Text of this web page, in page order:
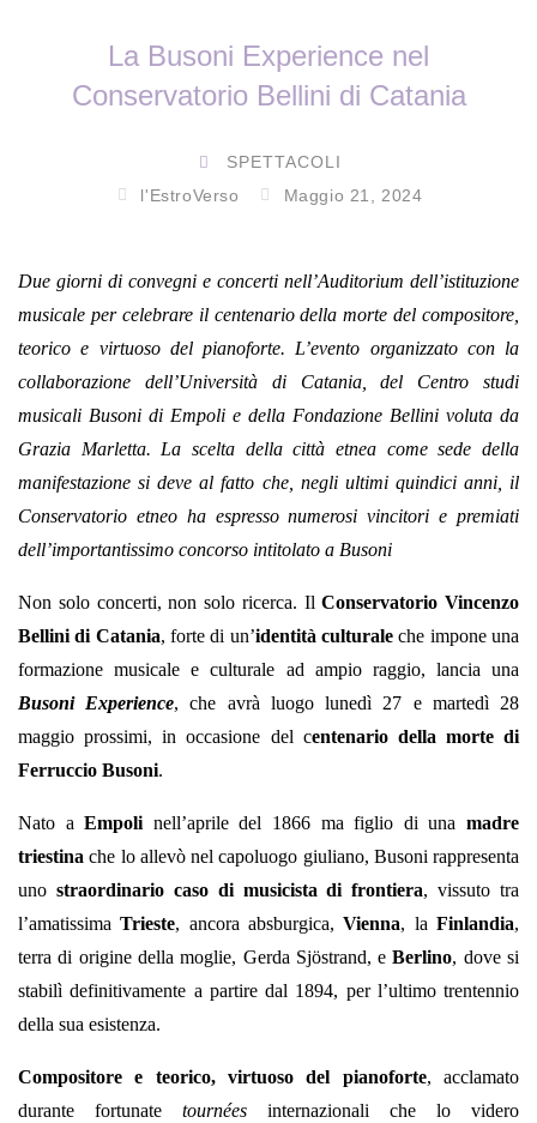
La Busoni Experience nel
Conservatorio Bellini di Catania
SPETTACOLI
l'EstroVerso
Maggio 21, 2024
Due giorni di convegni e concerti nell’Auditorium dell’istituzione
musicale per celebrare il centenario della morte del compositore,
teorico e virtuoso del pianoforte. L’evento organizzato con la
collaborazione dell’Università di Catania, del Centro studi
musicali Busoni di Empoli e della Fondazione Bellini voluta da
Grazia Marletta. La scelta della città etnea come sede della
manifestazione si deve al fatto che, negli ultimi quindici anni, il
Conservatorio etneo ha espresso numerosi vincitori e premiati
dell’importantissimo concorso intitolato a Busoni
Non solo concerti, non solo ricerca. IlConservatorio Vincenzo
Bellini di Catania, forte di un’identità culturaleche impone una
formazione musicale e culturale ad ampio raggio, lancia una
Busoni Experience, che avrà luogo lunedì 27 e martedì 28
maggio prossimi, in occasione del centenario della morte di
Ferruccio Busoni.
Nato aEmpoli nell’aprile del 1866 ma figlio di unamadre
triestina che lo allevò nel capoluogo giuliano, Busoni rappresenta
uno straordinario caso di musicista di frontiera, vissuto tra
l’amatissimaTrieste, ancora absburgica,Vienna, laFinlandia,
terra di origine della moglie, Gerda Sjöstrand, eBerlino, dove si
stabilì definitivamente a partire dal 1894, per l’ultimo trentennio
della sua esistenza.
Compositore e teorico, virtuoso del pianoforte, acclamato
durante fortunate tournées internazionali che lo videro